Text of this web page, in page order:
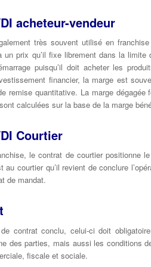
acheteur-vendeur
très souvent utilisé en
un prix qu’il fixe librement dans la
puisqu’il doit acheter les
financier, la marge est
remise quantitative. La marge
calculées sur la base de la marge
Courtier
le contrat de courtier positionne
au courtier qu’il revient de conclure
de mandat.
contrat conclu, celui-ci doit
des parties, mais aussi les conditions
fiscale et sociale.